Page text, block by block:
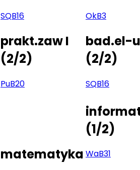
SQB16
prakt.zaw I
(2/2)
PuB20
OkB3
bad.el-
(2/2)
SQB16
matematyka
(1/2)
WaB31